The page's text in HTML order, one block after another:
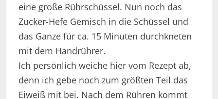
eine große Rührschüssel. Nun noch das
Zucker-Hefe Gemisch in die Schüssel und
das Ganze für ca. 15 Minuten durchkneten
mit dem Handrührer.
Ich persönlich weiche hier vom Rezept ab,
denn ich gebe noch zum größten Teil das
Eiweiß mit bei. Nach dem Rühren kommt